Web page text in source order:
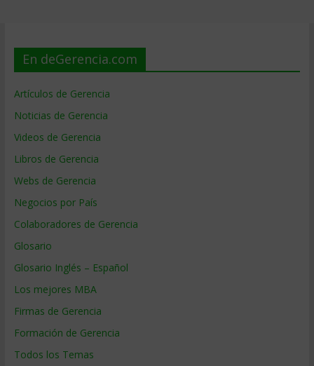
En deGerencia.com
Artículos de Gerencia
Noticias de Gerencia
Videos de Gerencia
Libros de Gerencia
Webs de Gerencia
Negocios por País
Colaboradores de Gerencia
Glosario
Glosario Inglés – Español
Los mejores MBA
Firmas de Gerencia
Formación de Gerencia
Todos los Temas